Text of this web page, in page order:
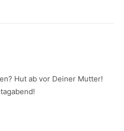
Hut ab vor Deiner Mutter!